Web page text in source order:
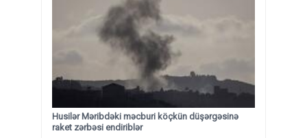
Husilər Məribdəki məcburi köçkün düşərgəsinə
raket zərbəsi endiriblər